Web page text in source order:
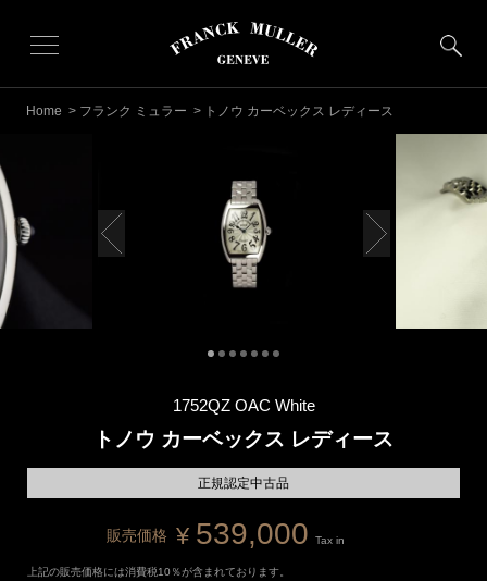
Home > フランク ミュラー > トノウ カーベックス レディース
1752QZ OAC White
トノウ カーベックス レディース
正規認定中古品
販売価格 ¥ 539,000 Tax in
上記の販売価格には消費税10％が含まれております。